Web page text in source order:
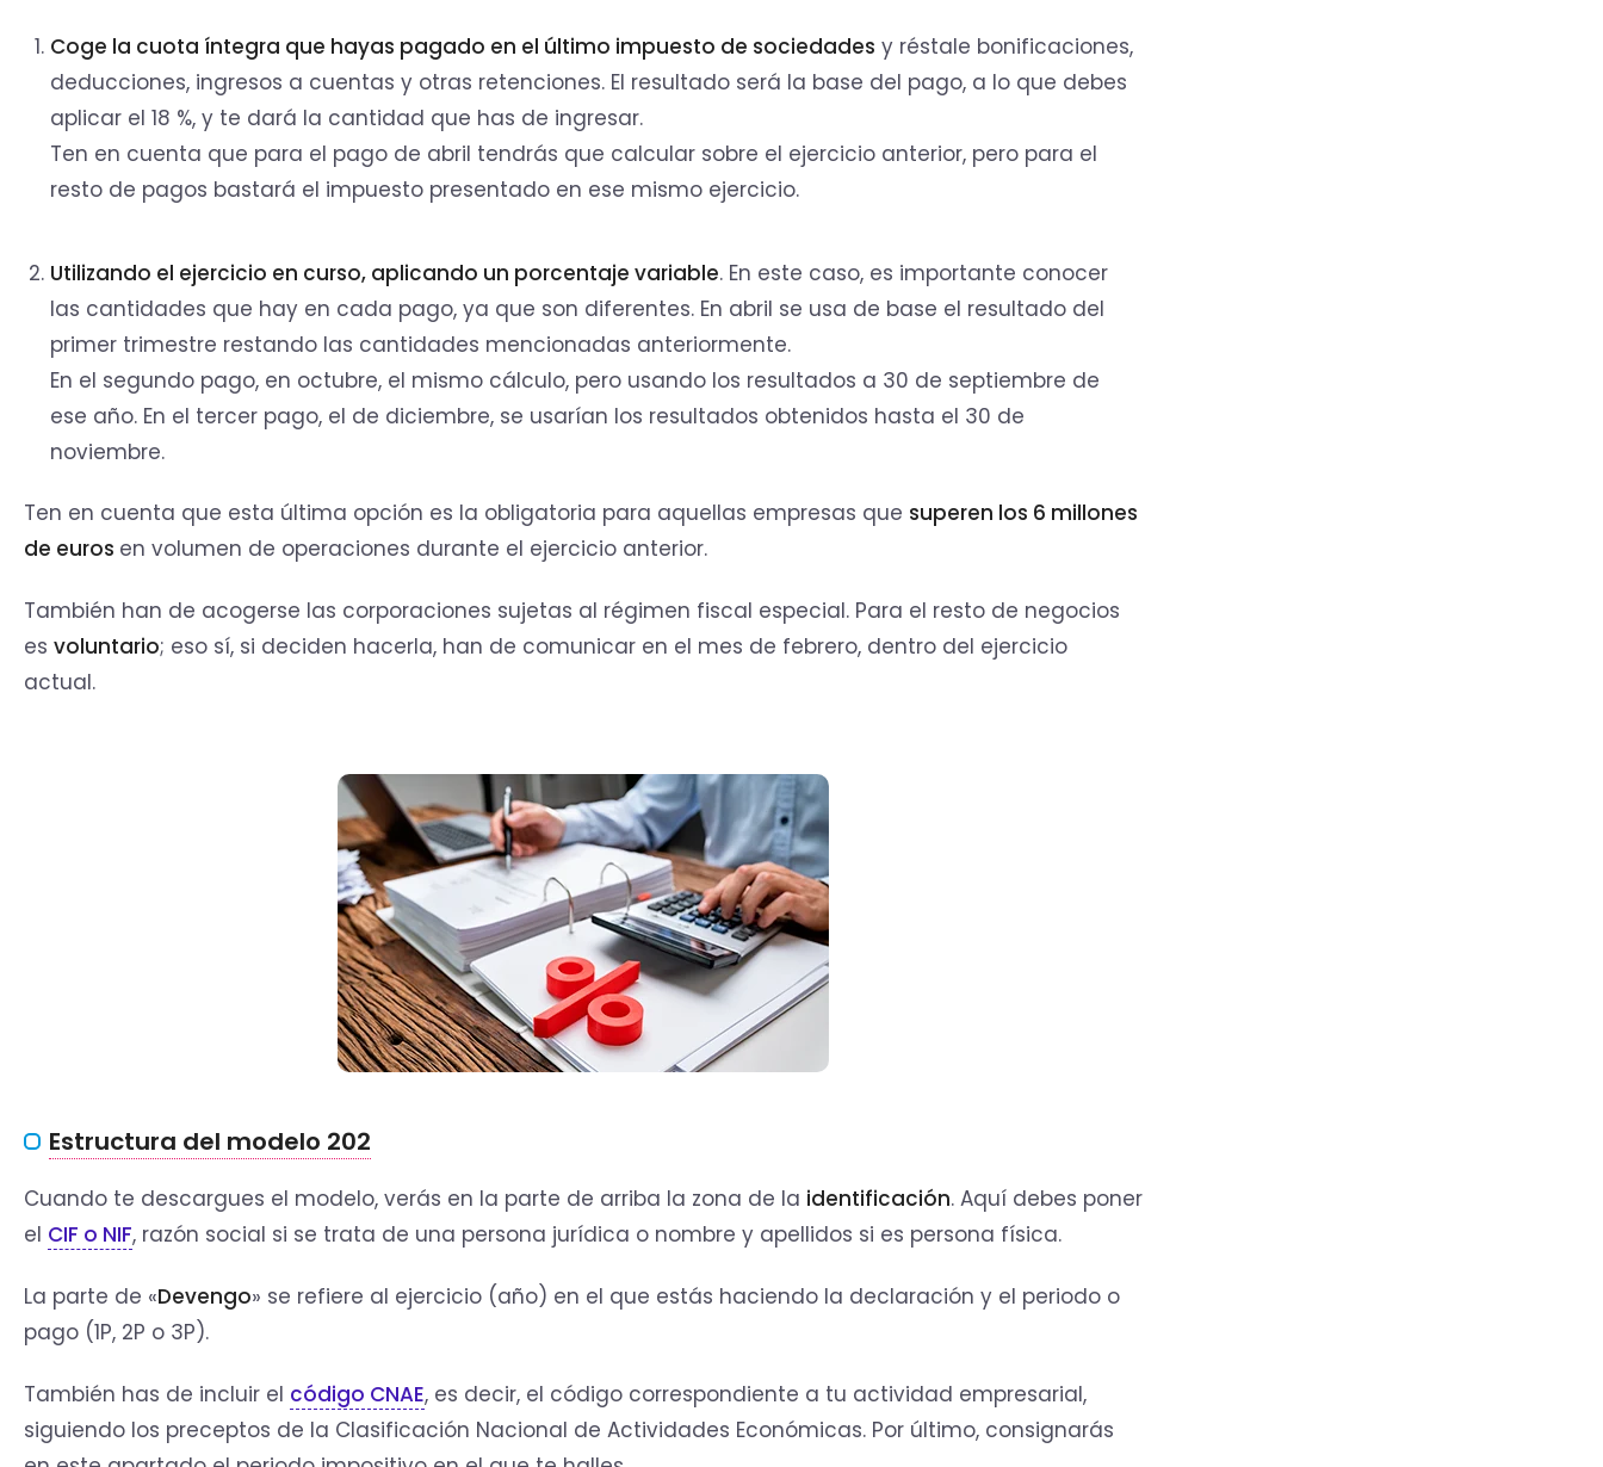
Coge la cuota íntegra que hayas pagado en el último impuesto de sociedades y réstale bonificaciones,
deducciones, ingresos a cuentas y otras retenciones. El resultado será la base del pago, a lo que debes
aplicar el 18 %, y te dará la cantidad que has de ingresar.
Ten en cuenta que para el pago de abril tendrás que calcular sobre el ejercicio anterior, pero para el
resto de pagos bastará el impuesto presentado en ese mismo ejercicio.
Utilizando el ejercicio en curso, aplicando un porcentaje variable. En este caso, es importante conocer
las cantidades que hay en cada pago, ya que son diferentes. En abril se usa de base el resultado del
primer trimestre restando las cantidades mencionadas anteriormente.
En el segundo pago, en octubre, el mismo cálculo, pero usando los resultados a 30 de septiembre de
ese año. En el tercer pago, el de diciembre, se usarían los resultados obtenidos hasta el 30 de
noviembre.
Ten en cuenta que esta última opción es la obligatoria para aquellas empresas que superen los 6 millones
de euros en volumen de operaciones durante el ejercicio anterior.
También han de acogerse las corporaciones sujetas al régimen fiscal especial. Para el resto de negocios
es voluntario; eso sí, si deciden hacerla, han de comunicar en el mes de febrero, dentro del ejercicio
actual.
Estructura del modelo 202
Cuando te descargues el modelo, verás en la parte de arriba la zona de la identificación. Aquí debes poner
el CIF o NIF, razón social si se trata de una persona jurídica o nombre y apellidos si es persona física.
La parte de «Devengo» se refiere al ejercicio (año) en el que estás haciendo la declaración y el periodo o
pago (1P, 2P o 3P).
También has de incluir el código CNAE, es decir, el código correspondiente a tu actividad empresarial,
siguiendo los preceptos de la Clasificación Nacional de Actividades Económicas. Por último, consignarás